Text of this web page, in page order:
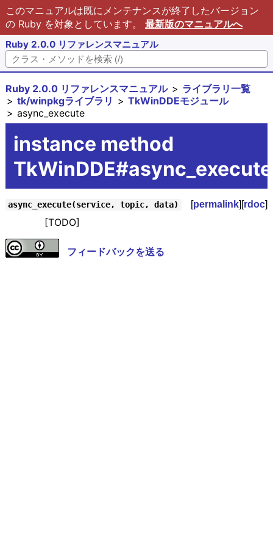
このマニュアルは既にメンテナンスが終了したバージョン
の Ruby を対象としています。 最新版のマニュアルへ
Ruby 2.0.0 リファレンスマニュアル
Ruby 2.0.0 リファレンスマニュアル
ライブラリ一覧
tk/winpkgライブラリ
TkWinDDEモジュール
async_execute
instance method
TkWinDDE#async_execute
async_execute(service, topic, data) [permalink][rdoc]
[TODO]
フィードバックを送る